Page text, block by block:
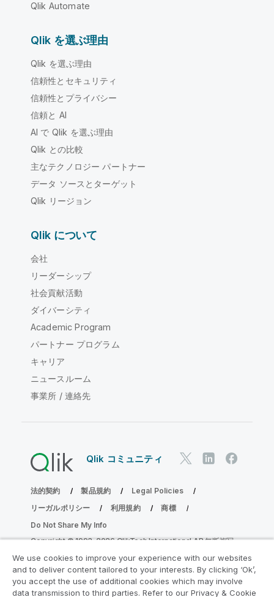
Qlik Automate
Qlik を選ぶ理由
Qlik を選ぶ理由
信頼性とセキュリティ
信頼性とプライバシー
信頼と AI
AI で Qlik を選ぶ理由
Qlik との比較
主なテクノロジー パートナー
データ ソースとターゲット
Qlik リージョン
Qlik について
会社
リーダーシップ
社会貢献活動
ダイバーシティ
Academic Program
パートナー プログラム
キャリア
ニュースルーム
事業所 / 連絡先
Qlik コミュニティ
法的契約 製品規約
Legal Policies
リーガルポリシー
利用規約
商標
Do Not Share My Info
Copyright © 1993-2026 QlikTech International AB.無断複写・
We use cookies to improve your experience with our websites
and to deliver content tailored to your interests. By clicking ‘Ok’,
you accept the use of additional cookies which may involve
data transmission to third parties. Refer to our Privacy & Cookie